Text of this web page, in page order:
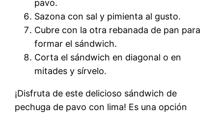
pavo.
Sazona con sal y pimienta al gusto.
Cubre con la otra rebanada de pan para
formar el sándwich.
Corta el sándwich en diagonal o en
mitades y sírvelo.
¡Disfruta de este delicioso sándwich de
pechuga de pavo con lima! Es una opción